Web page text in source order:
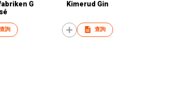
G
查詢
Kimerud Gin
查詢